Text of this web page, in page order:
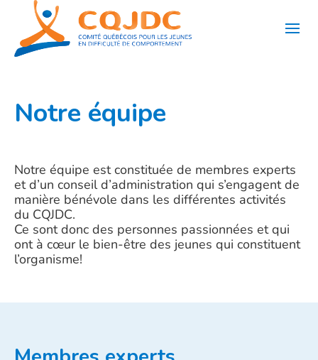
contenu
Notre équipe
Notre équipe est constituée de membres experts
et d’un conseil d’administration qui s’engagent de
manière bénévole dans les différentes activités
du CQJDC.
Ce sont donc des personnes passionnées et qui
ont à cœur le bien-être des jeunes qui constituent
l’organisme!